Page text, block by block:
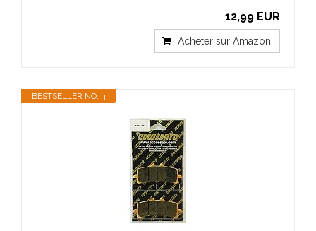
12,99 EUR
Acheter sur Amazon
BESTSELLER NO. 3